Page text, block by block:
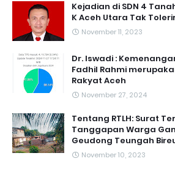
Kejadian di SDN 4
K Aceh Utara Tak
November 11, 2023
Dr. Iswadi :
Fadhil Rahmi
Rakyat Aceh
November 27, 2024
Tentang RTLH: Surat
Tanggapan Warga
Geudong Teungah
November 10, 2023